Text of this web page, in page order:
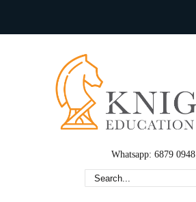
Whatsapp: 6879 0948